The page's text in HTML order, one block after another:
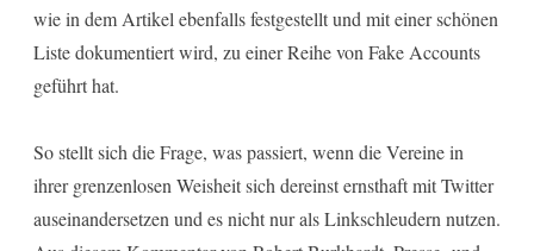
wie in dem Artikel ebenfalls festgestellt und mit einer schönen
Liste dokumentiert wird, zu einer Reihe von Fake Accounts
geführt hat.
So stellt sich die Frage, was passiert, wenn die Vereine in
ihrer grenzenlosen Weisheit sich dereinst ernsthaft mit Twitter
auseinandersetzen und es nicht nur als Linkschleudern nutzen.